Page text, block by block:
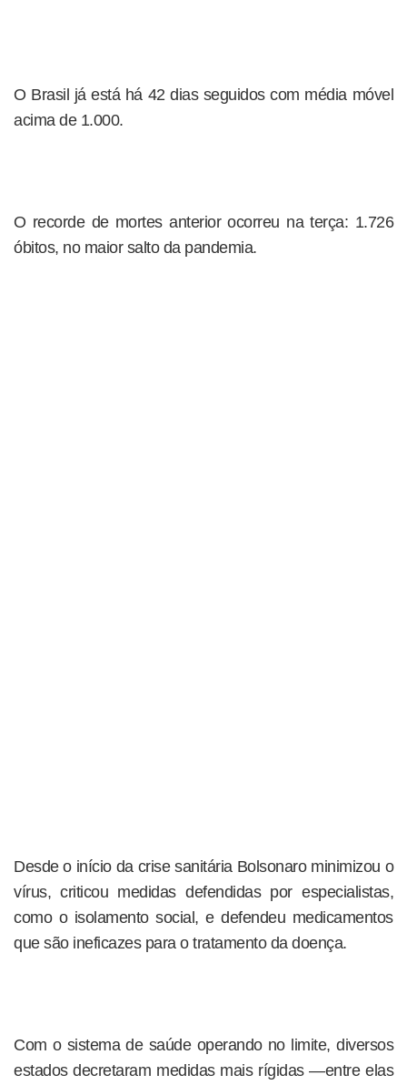
O Brasil já está há 42 dias seguidos com média móvel
acima de 1.000.
O recorde de mortes anterior ocorreu na terça: 1.726
óbitos, no maior salto da pandemia.
Desde o início da crise sanitária Bolsonaro minimizou o
vírus, criticou medidas defendidas por especialistas,
como o isolamento social, e defendeu medicamentos
que são ineficazes para o tratamento da doença.
Com o sistema de saúde operando no limite, diversos
estados decretaram medidas mais rígidas —entre elas